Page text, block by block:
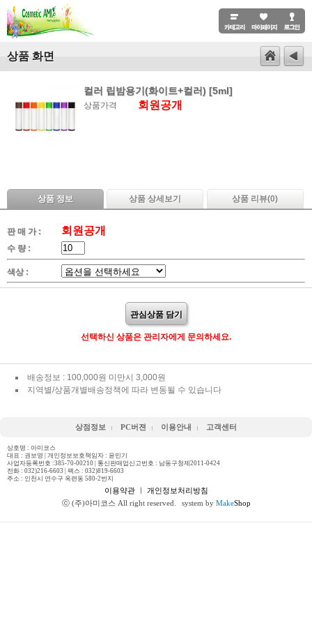
상품 화면
컬러 립밤용기(화이트+컬러) [5ml]
상품가격 회원공개
상품 정보 상품 상세보기 상품 리뷰(0)
판 매 가 : 회원공개
수 량 :
색상 :
관심상품 담기
선택하신 상품은 관리자에게 문의하세요.
배송정보 : 100,000원 미만시 3,000원
지역별/상품개별배송정책에 따라 변동될 수 있습니다
상점정보 PC버젼 이용안내 고객센터
상호명 : 아미코스
대표 : 권보영 | 개인정보보호책임자 : 윤민기
사업자등록번호 :385-70-00210 | 통신판매업신고번호 : 남동구청제2011-0424
전화 : 032)216-6603 | 팩스 : 032)819-6603
주소 : 인천시 연수구 옥련동 580-2번지
이용약관ㅣ 개인정보처리방침
ⓒ (주)아미코스 All right reserved.
system by MakeShop